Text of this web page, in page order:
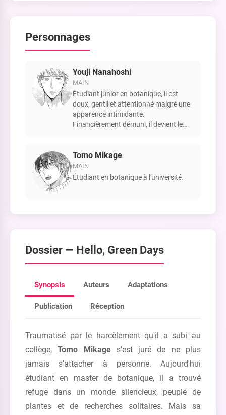
Personnages
Youji Nanahoshi
MAIN
Étudiant junior en botanique, il est
doux, gentil et attentionné malgré une
apparence intimidante.
Financièrement démuni, il devient le
Tomo Mikage
MAIN
Étudiant en botanique à l'université.
Dossier — Hello, Green Days
Synopsis Auteurs Adaptations
Publication Réception
Traumatisé par le harcèlement qu'il a subi au
collège,Tomo Mikages'est juré de ne plus
jamais s'attacher à personne. Aujourd'hui
étudiant en master de botanique, il a trouvé
refuge dans un monde silencieux, peuplé de
plantes et de recherches solitaires. Mais sa